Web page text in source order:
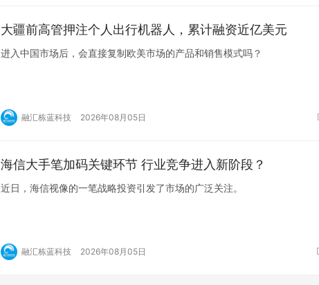
大疆前高管押注个人出行机器人，累计融资近亿美元
进入中国市场后，会直接复制欧美市场的产品和销售模式吗？
融汇栋蓝科技 2026年08月05日
海信大手笔加码关键环节 行业竞争进入新阶段？
近日，海信视像的一笔战略投资引发了市场的广泛关注。
融汇栋蓝科技 2026年08月05日